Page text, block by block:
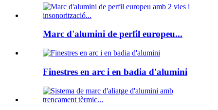
Marc d'alumini de perfil europeu...
Finestres en arc i en badia d'alumini